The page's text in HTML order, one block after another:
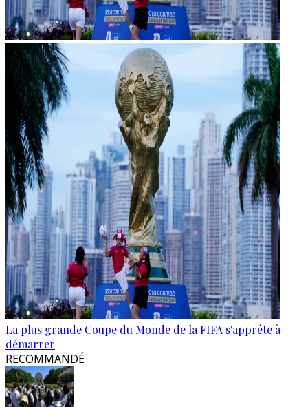
La plus grande Coupe du Monde de la FIFA s'apprête à
démarrer
RECOMMANDÉ